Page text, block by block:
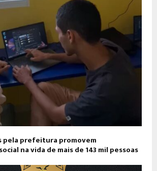
pela prefeitura promovem
na vida de mais de 143 mil pessoas